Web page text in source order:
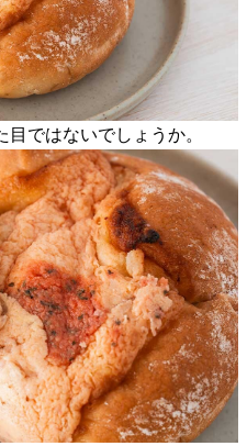
ではないでしょうか。